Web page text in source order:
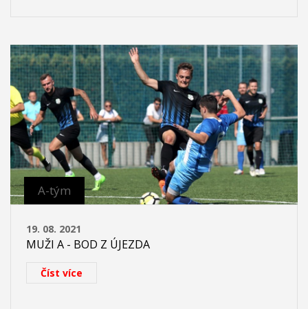
A-tým
19. 08. 2021
MUŽI A - BOD Z ÚJEZDA
Číst více